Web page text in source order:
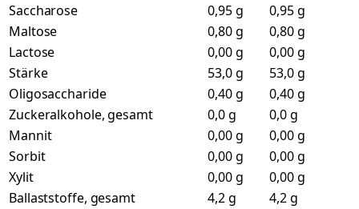
Saccharose
0,95 g
0,95 g
Maltose
0,80 g
0,80 g
Lactose
0,00 g
0,00 g
Stärke
53,0 g
53,0 g
Oligosaccharide
0,40 g
0,40 g
Zuckeralkohole, gesamt
0,0 g
0,0 g
Mannit
0,00 g
0,00 g
Sorbit
0,00 g
0,00 g
Xylit
0,00 g
0,00 g
Ballaststoffe, gesamt
4,2 g
4,2 g